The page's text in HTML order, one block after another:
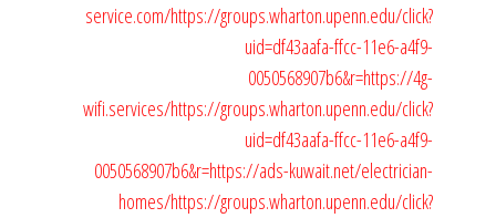
service.com/https://groups.wharton.upenn.edu/click?
uid=df43aafa-ffcc-11e6-a4f9-
0050568907b6&r=https://4g-
wifi.services/https://groups.wharton.upenn.edu/click?
uid=df43aafa-ffcc-11e6-a4f9-
0050568907b6&r=https://ads-kuwait.net/electrician-
homes/https://groups.wharton.upenn.edu/click?